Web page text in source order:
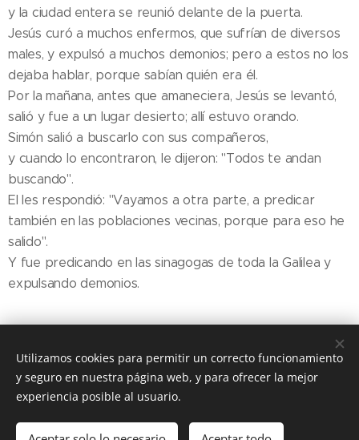
y la ciudad entera se reunió delante de la puerta.
Jesús curó a muchos enfermos, que sufrían de diversos
males, y expulsó a muchos demonios; pero a estos no los
dejaba hablar, porque sabían quién era él.
Por la mañana, antes que amaneciera, Jesús se levantó,
salió y fue a un lugar desierto; allí estuvo orando.
Simón salió a buscarlo con sus compañeros,
y cuando lo encontraron, le dijeron: "Todos te andan
buscando".
El les respondió: "Vayamos a otra parte, a predicar
también en las poblaciones vecinas, porque para eso he
salido".
Y fue predicando en las sinagogas de toda la Galilea y
expulsando demonios.
Share
Utilizamos cookies para permitir un correcto funcionamiento
y seguro en nuestra página web, y para ofrecer la mejor
experiencia posible al usuario.